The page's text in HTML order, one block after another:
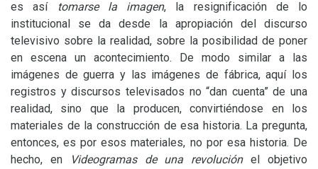
es así
tomarse la imagen, la resignificación de lo
institucional se da desde la apropiación del discurso
televisivo sobre la realidad, sobre la posibilidad de poner
en escena un acontecimiento. De modo similar a las
imágenes de guerra y las imágenes de fábrica, aquí los
registros y discursos televisados no “dan cuenta” de una
realidad, sino que la producen, convirtiéndose en los
materiales de la construcción de esa historia. La pregunta,
entonces, es por esos materiales, no por esa historia. De
hecho, en
Videogramas de una revoluciónel objetivo